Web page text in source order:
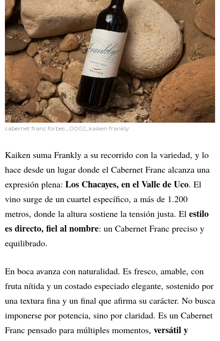
cabernet franc forbes _0002_kaiken frankly
Kaiken suma Frankly a su recorrido con la variedad, y lo
hace desde un lugar donde el Cabernet Franc alcanza una
expresión plena: Los Chacayes, en el Valle de Uco. El
vino surge de un cuartel específico, a más de 1.200
metros, donde la altura sostiene la tensión justa. El estilo
es directo, fiel al nombre: un Cabernet Franc preciso y
equilibrado.
En boca avanza con naturalidad. Es fresco, amable, con
fruta nítida y un costado especiado elegante, sostenido por
una textura fina y un final que afirma su carácter. No busca
imponerse por potencia, sino por claridad. Es un Cabernet
Franc pensado para múltiples momentos, versátil y